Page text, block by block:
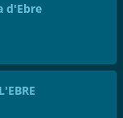
d'Ebre